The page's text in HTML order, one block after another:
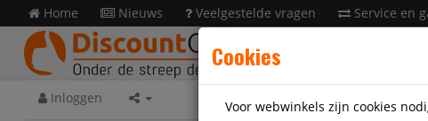
Home Nieuws Veelgestelde vragen Service en
Inloggen
Cookies
Voor webwinkels zijn cookies